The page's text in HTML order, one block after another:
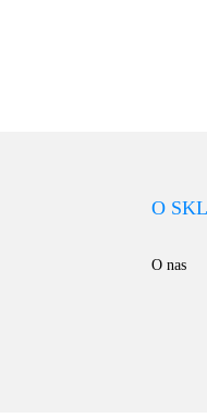
O
O nas